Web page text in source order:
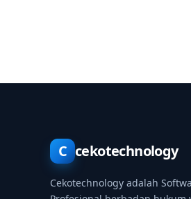
C cekotechnology
Cekotechnology adalah